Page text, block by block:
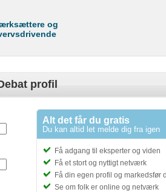
og
profil
Alt det får du gratis
Du kan altid let melde dig fra igen
Få adgang til eksperter og viden
Få et stort og nyttigt netværk
Få din egen profil og markedsfør
Se om folk er online og netværk